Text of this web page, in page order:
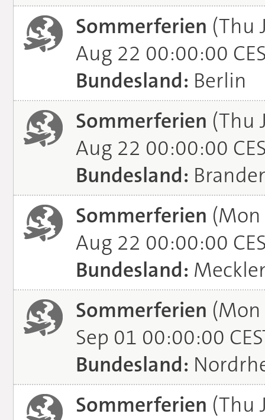
Sommerferien (Thu
Aug 22 00:00:00
Bundesland: Berlin
Sommerferien (Thu
Aug 22 00:00:00
Bundesland:
Sommerferien (Mon
Aug 22 00:00:00
Bundesland:
Sommerferien (Mon
Sep 01 00:00:00
Bundesland:
Sommerferien (Thu